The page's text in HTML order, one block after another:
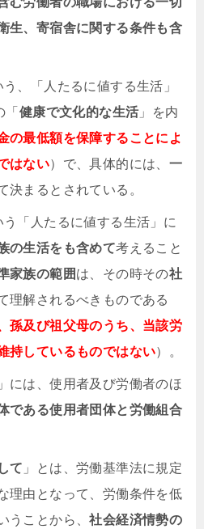
生、寄宿舎に関する条件も含
、「人たるに値する生活」
健康で文化的な生活 」を内
の最低額を保障することによ
はない）で、具体的には、 一
決まるとされている。
「人たるに値する生活」に
の生活をも含めて考えること
家族の範囲は、 その時その社
理解されるべきものである
孫及び祖父母のうち、当該労
持しているものではない）。
」には、使用者及び労働者のほ
である使用者団体と労働組合
て 」とは、労働基準法に規定
理由となって、労働条件を低
うことから、社会経済情勢の